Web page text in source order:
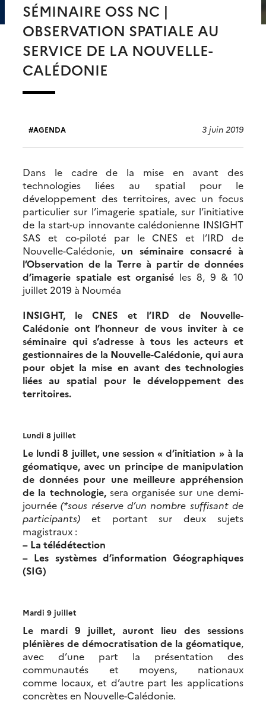
SÉMINAIRE OSS NC |
OBSERVATION SPATIALE AU
SERVICE DE LA NOUVELLE-
CALÉDONIE
AGENDA 3 juin 2019
Dans le cadre de la mise en avant des
technologies liées au spatial pour le
développement des territoires, avec un focus
particulier sur l’imagerie spatiale, sur l’initiative
de la start-up innovante calédonienne INSIGHT
SAS et co-piloté par le CNES et l’IRD de
Nouvelle-Calédonie, un séminaire consacré à
l’Observation de la Terre à partir de données
d’imagerie spatiale est organisé les 8, 9 & 10
juillet 2019 à Nouméa
INSIGHT, le CNES et l’IRD de Nouvelle-
Calédonie ont l’honneur de vous inviter à ce
séminaire qui s’adresse à tous les acteurs et
gestionnaires de la Nouvelle-Calédonie, qui aura
pour objet la mise en avant des technologies
liées au spatial pour le développement des
territoires.
Lundi 8 juillet
Le lundi 8 juillet, une session « d’initiation » à la
géomatique, avec un principe de manipulation
de données pour une meilleure appréhension
de la technologie, sera organisée sur une demi-
journée(*sous réserve d’un nombre suffisant de
participants) et portant sur deux sujets
magistraux :
– La télédétection
– Les systèmes d’information Géographiques
(SIG)
Mardi 9 juillet
Le mardi 9 juillet, auront lieu des sessions
plénières de démocratisation de la géomatique,
avec d’une part la présentation des
communautés et moyens, nationaux
comme locaux, et d’autre part les applications
concrètes en Nouvelle-Calédonie.